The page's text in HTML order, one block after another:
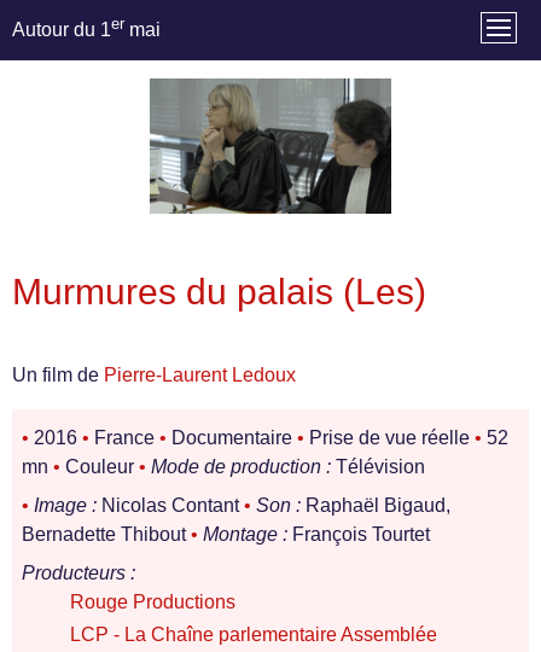
Autour du 1er mai
Murmures du palais (Les)
Un film de Pierre-Laurent Ledoux
• 2016 • France • Documentaire • Prise de vue réelle • 52
mn • Couleur • Mode de production : Télévision
• Image : Nicolas Contant• Son : Raphaël Bigaud,
Bernadette Thibout• Montage : François Tourtet
Producteurs :
Rouge Productions
LCP - La Chaîne parlementaire Assemblée